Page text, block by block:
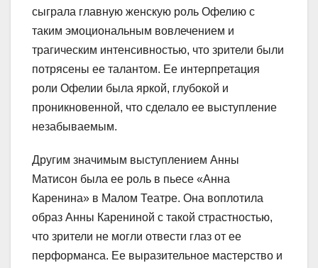
сыграла главную женскую роль Офелию с
таким эмоциональным вовлечением и
трагическим интенсивностью, что зрители были
потрясены ее талантом. Ее интерпретация
роли Офелии была яркой, глубокой и
проникновенной, что сделало ее выступление
незабываемым.
Другим значимым выступлением Анны
Матисон была ее роль в пьесе «Анна
Каренина» в Малом Театре. Она воплотила
образ Анны Карениной с такой страстностью,
что зрители не могли отвести глаз от ее
перформанса. Ее выразительное мастерство и